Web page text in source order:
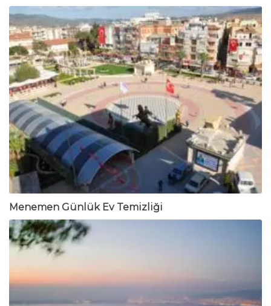
Menemen Günlük Ev Temizliği